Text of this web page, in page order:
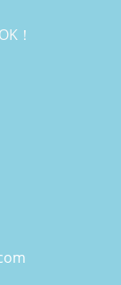
！